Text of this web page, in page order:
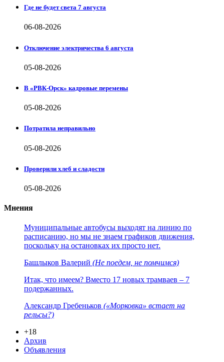
Где не будет света 7 августа
06-08-2026
Отключение электричества 6 августа
05-08-2026
В «РВК-Орск» кадровые перемены
05-08-2026
Потратила неправильно
05-08-2026
Проверили хлеб и сладости
05-08-2026
Мнения
Муниципальные автобусы выходят на линию по
расписанию, но мы не знаем графиков движения,
поскольку на остановках их просто нет.
Башлыков Валерий (Не поедем, не помчимся)
Итак, что имеем? Вместо 17 новых трамваев – 7
подержанных.
Александр Гребеньков («Морковка» встает на
рельсы?)
+18
Архив
Объявления